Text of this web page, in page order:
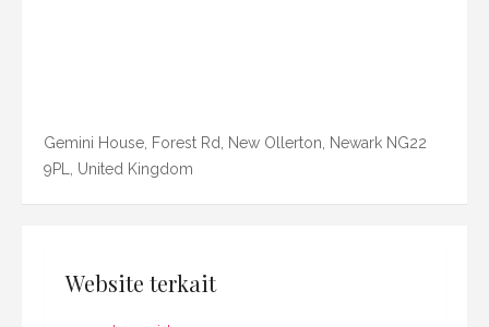
Gemini House, Forest Rd, New Ollerton, Newark NG22
9PL, United Kingdom
Website terkait